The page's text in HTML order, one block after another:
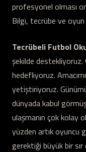
profesyonel olması
Bilgi, tecrübe ve oyun
Tecrübeli Futbol
şekilde
hedefliyoruz.
yetiştiriyoruz.
dünyada kabul
ulaşmanın çok kolay
yüzden artık oyuncu
gerektiği büyük bir